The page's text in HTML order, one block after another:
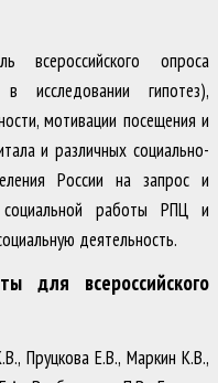
всероссийского опроса
исследовании гипотез),
мотивации посещения и
и различных социально-
России на запрос и
социальной работы РПЦ и
деятельность.
для всероссийского
Пруцкова Е.В., Маркин К.В.,